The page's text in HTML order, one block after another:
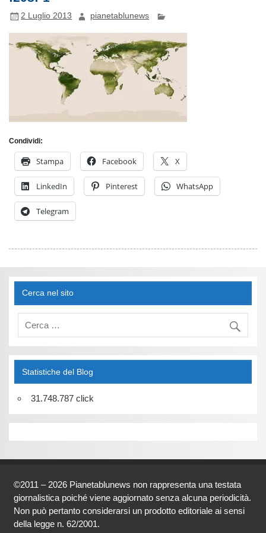
2 Luglio 2013 pianetablunews
Condividi:
Stampa Facebook X
LinkedIn Pinterest WhatsApp
Telegram
Cerca nel sito
Statistiche del Blog
31.748.787 click
©2011 – 2026 Pianetablunews non rappresenta una testata
giornalistica poiché viene aggiornato senza alcuna periodicità.
Non può pertanto considerarsi un prodotto editoriale ai sensi
della legge n. 62/2001.